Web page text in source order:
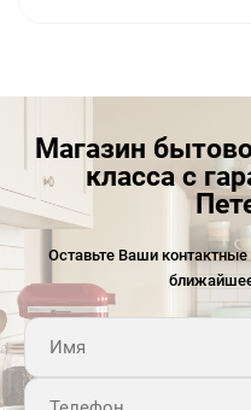
Магазин
класса с
Оставьте Ваши